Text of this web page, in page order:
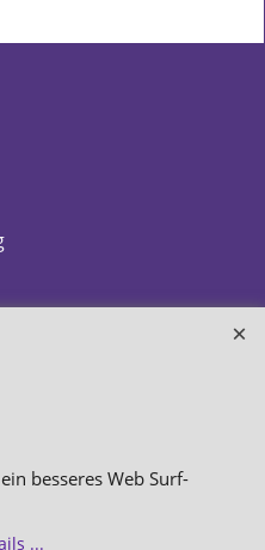
besseres Web Surf-
...